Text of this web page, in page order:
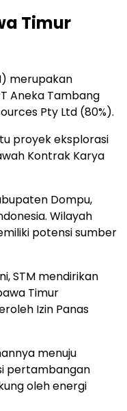
Timur
merupakan
Aneka Tambang
Pty Ltd (80%).
proyek eksplorasi
Kontrak Karya
Dompu,
Wilayah
potensi sumber
STM mendirikan
Timur
Izin Panas
menuju
pertambangan
oleh energi